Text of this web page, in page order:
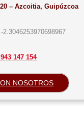
– Azcoitia, Guipúzcoa
2.3046253970698967
147 154
NOSOTROS